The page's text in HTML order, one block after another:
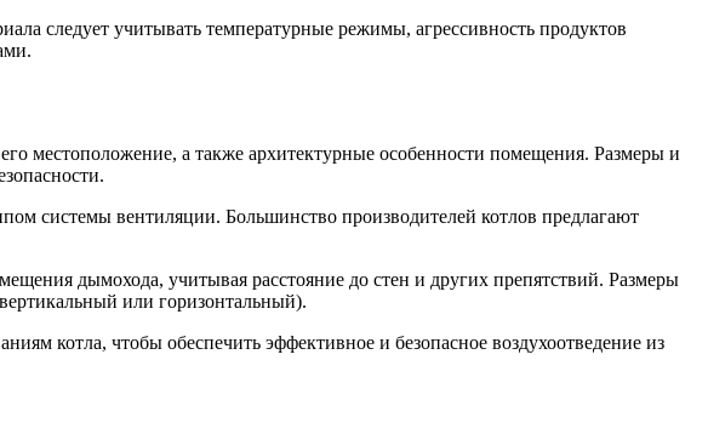
следует учитывать температурные режимы, агрессивность продуктов
местоположение, а также архитектурные особенности помещения. Размеры и
системы вентиляции. Большинство производителей котлов предлагают
дымохода, учитывая расстояние до стен и других препятствий. Размеры
или горизонтальный).
котла, чтобы обеспечить эффективное и безопасное воздухоотведение из